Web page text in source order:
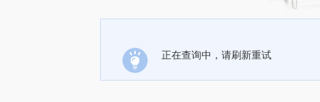
正在查询中，请刷新重试